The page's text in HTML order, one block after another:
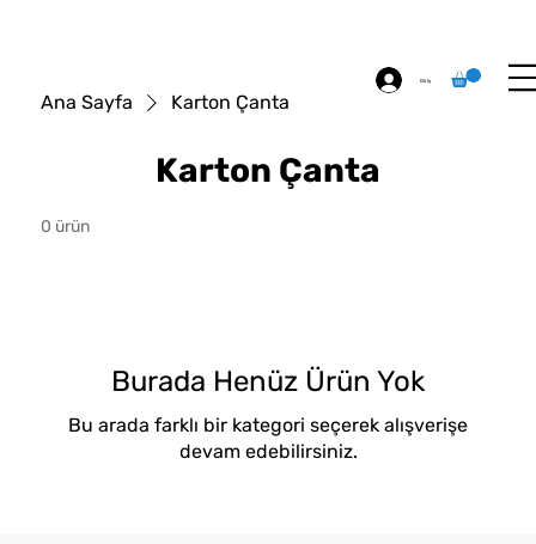
Giriş
Ana Sayfa Karton Çanta
Karton Çanta
0 ürün
Burada Henüz Ürün Yok
Bu arada farklı bir kategori seçerek alışverişe
devam edebilirsiniz.